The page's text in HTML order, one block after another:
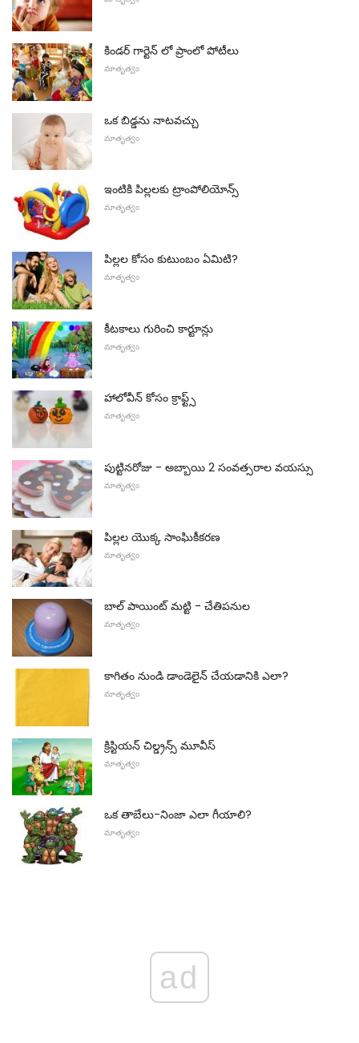
కిండర్ గార్టెన్ లో ప్రాంలో పోటీలు
మాతృత్వం
ఒక బిడ్డను నాటవచ్చు
మాతృత్వం
ఇంటికి పిల్లలకు ట్రాంపోలియోన్స్
మాతృత్వం
పిల్లల కోసం కుటుంబం ఏమిటి?
మాతృత్వం
కీటకాలు గురించి కార్టూన్లు
మాతృత్వం
హాలోవీన్ కోసం క్రాఫ్ట్స్
మాతృత్వం
పుట్టినరోజు - అబ్బాయి 2 సంవత్సరాల వయస్సు
మాతృత్వం
పిల్లల యొక్క సాంఘికీకరణ
మాతృత్వం
బాల్ పాయింట్ మట్టి - చేతిపనుల
మాతృత్వం
కాగితం నుండి డాండెలైన్ చేయడానికి ఎలా?
మాతృత్వం
క్రిస్టియన్ చిల్డ్రన్స్ మూవీస్
మాతృత్వం
ఒక తాబేలు-నింజా ఎలా గీయాలి?
మాతృత్వం
ad